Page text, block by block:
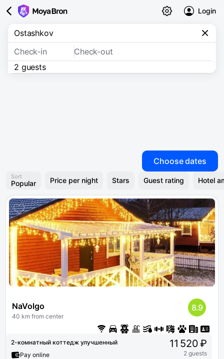
Check-in
Check-out
2 guests
Login
Choose dates
Sort
Popular Price per night Stars Guest rating Hotel
NaVolgo
40 km from center
8.9
2-комнатный коттедж улучшенный
Pay online
11 520 ₽
2 guests